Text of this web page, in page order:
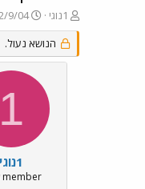
פ
ו
ת
ח
1נוגי
פ
ו
ר
ס
ם
י
9/04
הנושא נעול.
1
1נוגי
member